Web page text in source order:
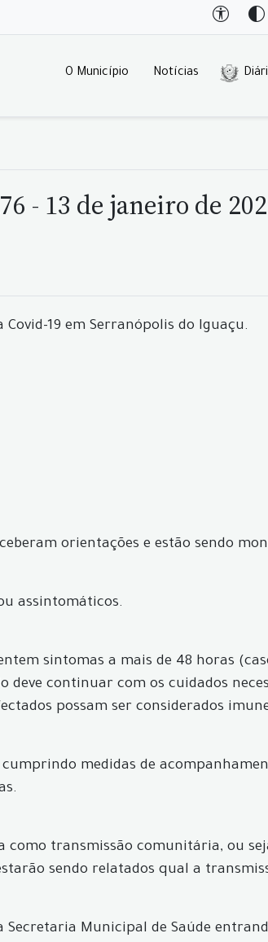
O Município Notícias
- 13 de janeiro de
19 em Serranópolis do Iguaçu.
orientações e estão sendo
assintomáticos.
sintomas a mais de 48 horas
deve continuar com os cuidados
possam ser considerados
medidas de
transmissão comunitária, ou
sendo relatados qual a
Municipal de Saúde